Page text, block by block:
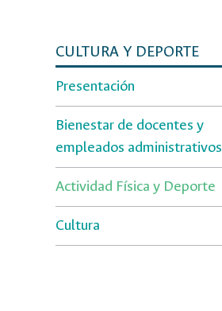
CULTURA Y DEPORTE
Presentación
Bienestar de docentes y
empleados administrativos
Actividad Física y Deporte
Cultura